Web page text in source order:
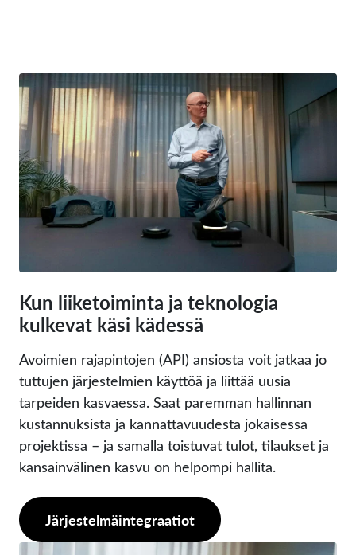
Kun liiketoiminta ja teknologia
kulkevat käsi kädessä
Avoimien rajapintojen (API) ansiosta voit jatkaa jo
tuttujen järjestelmien käyttöä ja liittää uusia
tarpeiden kasvaessa. Saat paremman hallinnan
kustannuksista ja kannattavuudesta jokaisessa
projektissa – ja samalla toistuvat tulot, tilaukset ja
kansainvälinen kasvu on helpompi hallita.
Järjestelmäintegraatiot